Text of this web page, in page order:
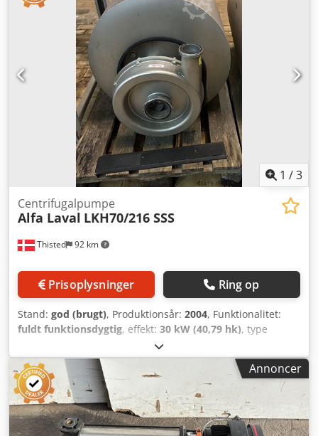
1 /3
Thisted 92 km
Centrifugalpumpe
Alfa Laval LKH70/216 SSS
Prisoplysninger Ring op
Stand: god (brugt), Produktionsår: 2004, Funktionalitet:
fuldt funktionsdygtig, effekt: 30 kW (40,79 hk), type
, Item: DP-51241-AlfaLaval-LKH
70/216 SSS Brand: Alfa Laval Type: LKH 70/216/SSS/30kW
Serie nummer: 061159 Dedpfx Agstk Hxwo Deck Year: 2004
Motor: 30 kW
Annoncer